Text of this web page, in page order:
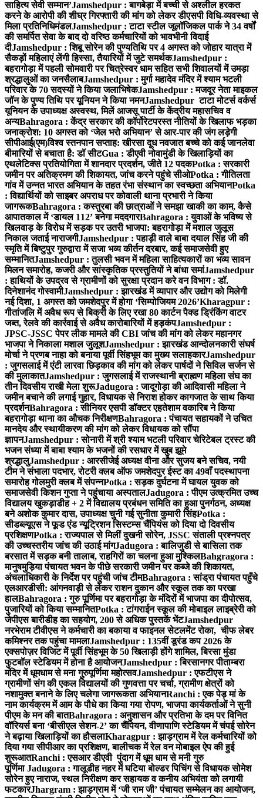
साहित्य सेवी सम्मान’Jamshedpur : बागबेड़ा में बच्ची से अश्लील हरकत
करने के आरोपी की शीघ्र गिरफ्तारी की मांग को लेकर डीएसपी विधि-व्यवस्था से
मिला प्रतिनिधिमंडलJamshedpur : टाटा स्टील जूलॉजिकल पार्क ने 34 वर्षों
की समर्पित सेवा के बाद दो वरिष्ठ कर्मचारियों को भावभीनी विदाई
दीJamshedpur : शिबू सोरेन की पुण्यतिथि पर 4 अगस्त को जोहार यात्रा में
सैकड़ों महिलाएं लेंगी हिस्सा, तैयारियों में जुटे समर्थकJamshedpur :
बहरागोड़ा में पहली सोमवारी पर चित्रेस्वर धाम सहित सभी शिवालयों में उमड़ा
श्रद्धालुओं का जनसैलाबJamshedpur : मुर्गा महादेव मंदिर में श्याम भटली
परिवार के 70 सदस्यों ने किया जलाभिषेकJamshedpur : मजदूर नेता माइकल
जॉन के पुण्य तिथि पर यूनियन ने किया नमनJamshedpur टाटा मोटर्स वर्कर्स
यूनियन के उपाध्यक्ष अस्वस्थ, मिलें आजसू पार्टी के केंद्रीय महासचिव व
अन्यBahragora : केंद्र सरकार की कॉर्पोरेटपरस्त नीतियों के खिलाफ भड़का
जनाक्रोश: 10 अगस्त को ‘जेल भरो अभियान’ से आर-पार की जंग लड़ेगी
सीपीआई(एम)विश्व स्तनपान सप्ताह: खीरसा दूध नवजात बच्चे को कई जानलेवा
बीमारियों से बचाता है: डॉ सीटGua : डीएवी नोवामुंडी के खिलाड़ियों का
एथलेटिक्स प्रतियोगिता में शानदार प्रदर्शन, जीते 12 पदकPotka : सरकारी
जमीन पर अतिक्रमण की शिकायत, जांच करने पहुंचे सीओPotka : गीतिलता
गांव में उन्नत भारत अभियान के तहत रंभा संस्थान का स्वच्छता अभियानPotka
: विद्यार्थियों को साइबर अपराध पर कोवाली थाना प्रभारी ने किया
जागरूकBahragora : कस्तुरबा की छात्राओं ने समझा खाकी का काम, कैसे
आपातकाल में ‘डायल 112’ बनेगा मददगारBahragora : युवाओं के भविष्य से
खिलवाड़ के विरोध में सड़क पर उतरी भाजपा: बहरागोड़ा में मशाल जुलूस
निकाल जताई नाराजगीJamshedpur : पहाड़ी वाले बाबा दयाल सिंह जी की
स्मृति में बिष्टुपुर गुरुद्वारा में सजा भव्य कीर्तन दरबार, कई समाजसेवी हुए
सम्मानितJamshedpur : तुलसी भवन में महिला साहित्यकारों का भव्य सावन
मिलन समारोह, कजरी और सांस्कृतिक प्रस्तुतियों ने बांधा समांJamshedpur
: हाथियों के उपद्रव से ग्रामीणों को सुरक्षा प्रदान करे वन विभाग : डॉ.
दिनेशानंद गोस्वामीJamshedpur : झारखंड में व्यापार और उद्योग को मिलेगी
नई दिशा, 1 अगस्त को जमशेदपुर में होगा ‘सिम्पोजियम 2026’Kharagpur :
गीतांजलि में अवैध रूप से बिक्री के लिए रखा 80 कार्टन पैक्ड ड्रिंकिंग वाटर
जब्त, रेलवे की कार्रवाई से अवैध कारोबारियों में हड़कंपJamshedpur :
JPSC-JSSC पेपर लीक मामले की CBI जांच की मांग को लेकर महानगर
भाजपा ने निकाला मशाल जुलूशJamshedpur : झारखंड आन्दोलनकारी संघर्ष
मोर्चा ने प्रणब नाहा को बनाया पूर्वी सिंहभूम का मुख्य सलाहकारJamshedpur
: जुगसलाई में एंटी लारवा छिड़काव की मांग को लेकर पार्षदों ने सिविल सर्जन से
की मुलाकातJamshedpur : जुगसलाई में राजस्थानी ब्राह्मण महिला संघ का
तीन दिवसीय राखी मेला शुरूJadugora : जादूगोड़ा की आदिवासी महिला ने
जमीन बचाने की लगाई गुहार, विधायक से निराश होकर कागजात के साथ किया
प्रदर्शनBahragora : सीनियर एसपी डॉक्टर एहतेशाम वकारिब ने किया
बहरागोड़ा थाना का औचक निरीक्षणBahragora : पंचायत सहायकों ने उचित
मानदेय और स्थायीकरण की मांग को लेकर विधायक को सौंपा
ज्ञापनJamshedpur : सोनारी में श्री श्याम भटली परिवार चेरिटेबल ट्रस्ट की
भजन संध्या में बाबा श्याम के भजनों की रसधार में खुब झूमे
श्रद्धालुJamshedpur : आरसीजेई अध्यक्ष वीना और सुजय बने सचिव, नयी
टीम ने संभाला पदभार, रोटरी क्लब ऑफ जमशेदपुर ईस्ट का 49वाँ पदस्थापना
समारोह गोलमुरी क्लब में संपन्नPotka : सड़क दुर्घटना में घायल युवक को
समाजसेवी किशन गुप्ता ने पहुंचाया अस्पतालJadugora : पीएम उत्क्रमित उच्च
विद्यालय खुकड़ाडीह + 2 में विद्यालय प्रबंधन समिति का हुआ पुनर्गठन, अध्यक्ष
बने अशोक कुमार दास, उपाध्यक्ष चुनी गई सुनीता कुमारी सिंहPotka :
सीडब्ल्यूएस ने फूड एंड न्यूट्रिशन सिस्टम्स चैंपियंस को दिया दो दिवसीय
प्रशिक्षणPotka : राज्यपाल से मिलीं दुखनी सोरेन, JSSC संताली प्रश्नपत्र
की उच्चस्तरीय जांच की उठाई मांगJadugora : बालिजुडी से बासिला तक
बरसात में सड़क बनी तालाब, राहगिरों का चलना हुआ मुश्किलBahgragora :
मानुषमुड़िया पंचायत भवन के पीछे सरकारी जमीन पर कब्जे की शिकायत,
अंचलाधिकारी के निर्देश पर पहुंची जांच टीमBahragora : सांड्रा पंचायत पहुँचे
एलआरडीसी: आंगनवाड़ी से लेकर राशन दुकान और स्कूल तक का परखा
हालBahragora : गुरु पूर्णिमा पर बहरागोड़ा के मंदिरों में भाजपा का दीपोत्सव,
पुजारियों को किया सम्मानितPotka : टांगराईन स्कूल की मोबाइल लाइब्रेरी को
जेपीएस बारीडीह का सहयोग, 200 से अधिक पुस्तकें भेंटJamshedpur
नरभेराम टीवीएस ने कर्मचारी का बकाया व फाइनल सेटलमेंट रोका, चीफ लेबर
कमिश्नर तक पहुंचा मामलाJamshedpur : 135वीं डूरंड कप 2026 के
एक्सपोज़र विजिट में पूर्वी सिंहभूम के 50 खिलाड़ी होंगे शामिल, बिरसा मुंडा
फुटबॉल स्टेडियम में होना है आयोजनJamshedpur : बिरसानगर पीताम्बरा
मंदिर में धूमधाम से मना गुरुपूर्णिमा महोत्सवJamshedpur : एफटीएस ने
ग्रामीणों संग की एकल विद्यालयों की गुणवत्ता पर चर्चा, ग्रामीण क्षेत्रों को
नशामुक्त बनाने के लिए चलेगा जागरूकता अभियानRanchi : एक पेड़ मां के
नाम कार्यक्रम में आम के पौधे का किया गया रोपण, भाजपा कार्यकर्ताओं ने सुनी
पीएम के मन की बातBahragora : अनुशासन और प्रतिभा के दम पर विनित
वॉरियर्स बना ‘बीसीएल सेशन-2’ का चैंपियन, वीणापाणि स्टेडियम में चंपई सोरेन
ने बढ़ाया खिलाड़ियों का हौसलाKharagpur : झाड़ग्राम में रेल कर्मचारियों को
दिया गया सीपीआर का प्रशिक्षण, बालीचक में रेल वन मोबाइल ऐप की हुई
शुरूआतRanchi : एसआर डीएवी पुंदाग में धूम धाम से मनी गुरु
पूर्णिमाJadugora : गालूडीह नहर में घटिया बोल्डर पिचिंग से विधायक सोमेश
सोरेन हुए नाराज, स्थल निरीक्षण कर सहायक व कनीय अभियंता को लगायी
फटकारJhargram : झाड़ग्राम में ‘जी राम जी’ पंचायत सम्मेलन का आयोजन,